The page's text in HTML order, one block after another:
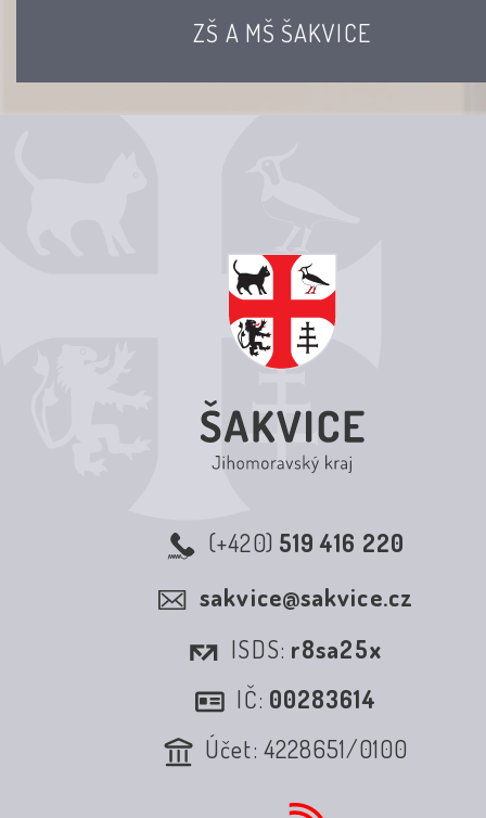
ZŠ A MŠ ŠAKVICE
(+420) 519 416 220
sakvice@sakvice.cz
ISDS: r8sa25x
IČ: 00283614
Účet: 4228651/0100